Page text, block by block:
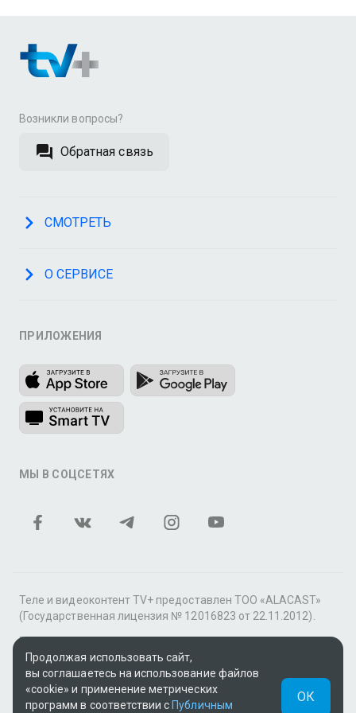
Возникли вопросы?
Обратная связь
СМОТРЕТЬ
О СЕРВИСЕ
ПРИЛОЖЕНИЯ
МЫ В СОЦСЕТЯХ
Теле и видеоконтент TV+ предоставлен ТОО «ALACAST»
(Государственная лицензия № 12016823 от 22.11.2012).
В рамках услуги «Видео по подписке» для «Пакета
фильмов и сериалов tv+» контент предоставляется
онлайн-кинотеатром MEGOGO.
Поддержка: tvplus@telecom.kz
Продолжая использовать сайт,
вы соглашаетесь на использование файлов
«cookie» и применение метрических
программ в соответствии с Публичным
ОК